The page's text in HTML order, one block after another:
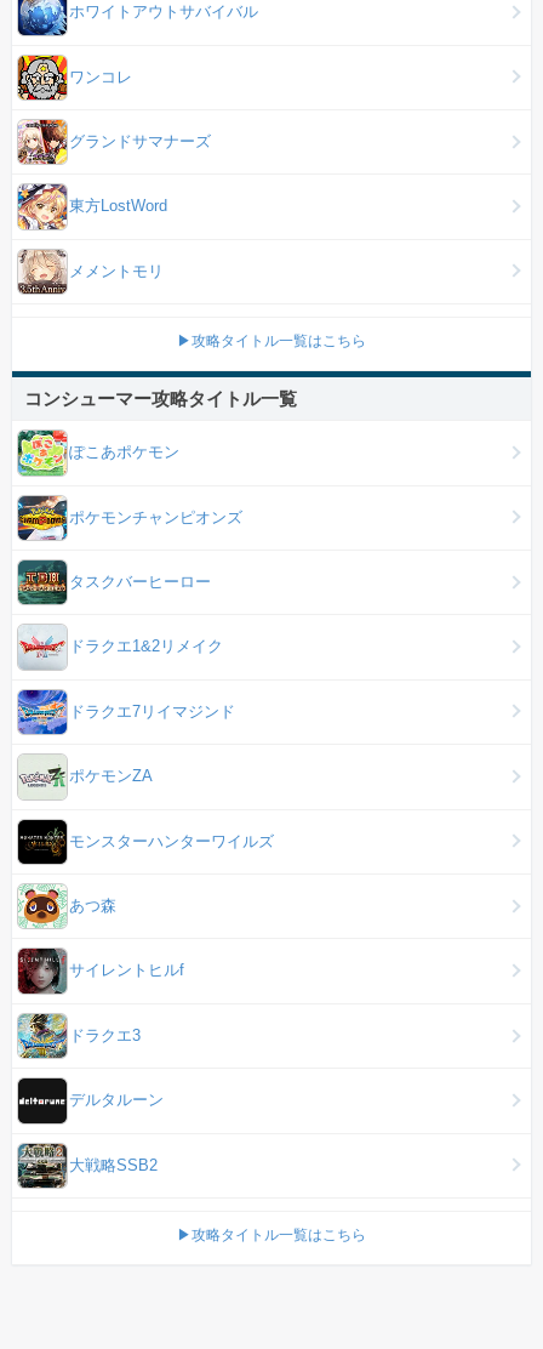
ホワイトアウトサバイバル
ワンコレ
グランドサマナーズ
東方LostWord
メメントモリ
▶攻略タイトル一覧はこちら
コンシューマー攻略タイトル一覧
ぽこあポケモン
ポケモンチャンピオンズ
タスクバーヒーロー
ドラクエ1&2リメイク
ドラクエ7リイマジンド
ポケモンZA
モンスターハンターワイルズ
あつ森
サイレントヒルf
ドラクエ3
デルタルーン
大戦略SSB2
▶攻略タイトル一覧はこちら